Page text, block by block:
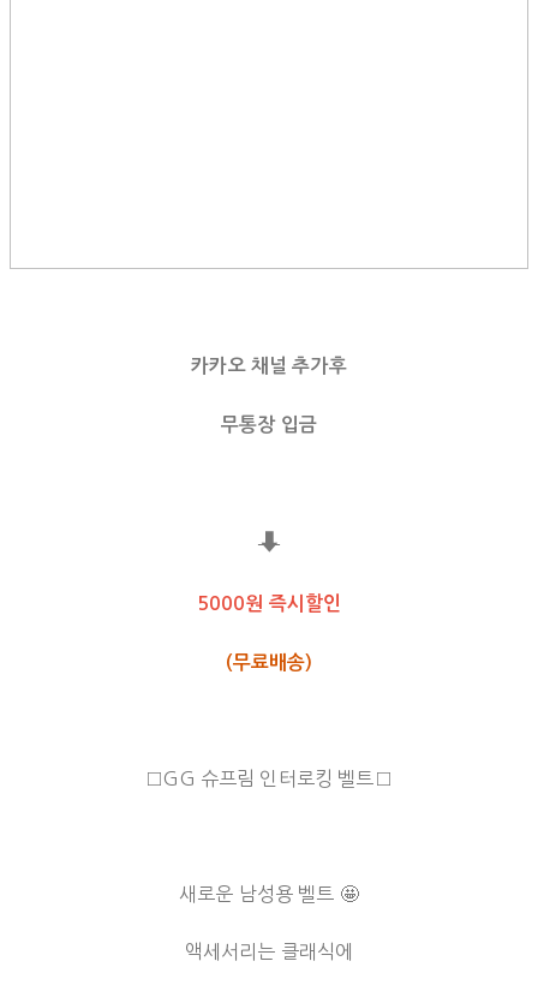
카카오 채널 추가후
무통장 입금
⬇
5000원 즉시할인
(무료배송)
□GG 슈프림 인터로킹 벨트□
새로운 남성용 벨트 🤩
액세서리는 클래식에